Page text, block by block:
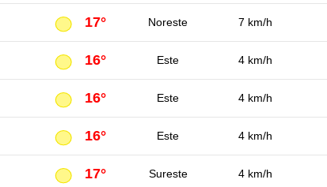
17° Noreste 7 km/h
16° Este 4 km/h
16° Este 4 km/h
16° Este 4 km/h
17° Sureste 4 km/h